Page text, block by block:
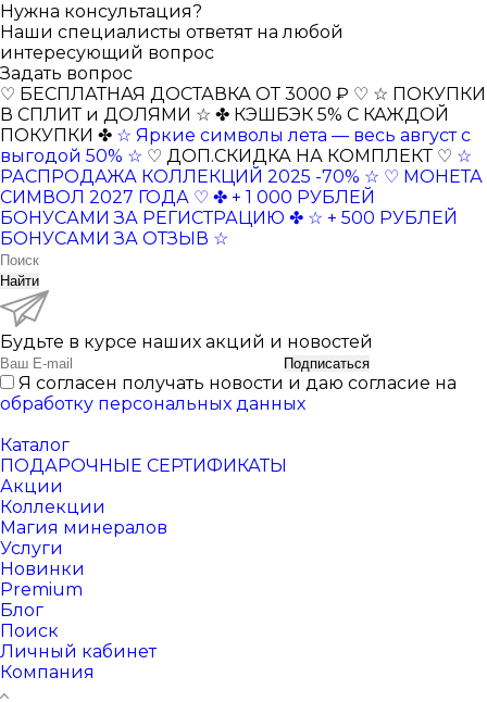
Нужна консультация?
Наши специалисты ответят на любой
интересующий вопрос
Задать вопрос
♡ БЕСПЛАТНАЯ ДОСТАВКА ОТ 3000 ₽ ♡ ☆ ПОКУПКИ
В СПЛИТ и ДОЛЯМИ ☆ ✤ КЭШБЭК 5% С КАЖДОЙ
ПОКУПКИ ✤ ☆ Яркие символы лета — весь август с
выгодой 50% ☆ ♡ ДОП.СКИДКА НА КОМПЛЕКТ ♡ ☆
РАСПРОДАЖА КОЛЛЕКЦИЙ 2025 -70% ☆ ♡ МОНЕТА
СИМВОЛ 2027 ГОДА ♡ ✤ + 1 000 РУБЛЕЙ
БОНУСАМИ ЗА РЕГИСТРАЦИЮ ✤ ☆ + 500 РУБЛЕЙ
БОНУСАМИ ЗА ОТЗЫВ ☆
Найти
Будьте в курсе наших акций и новостей
Подписаться
Я согласен получать новости и даю согласие на
обработку персональных данных
Каталог
ПОДАРОЧНЫЕ СЕРТИФИКАТЫ
Акции
Коллекции
Магия минералов
Услуги
Новинки
Premium
Блог
Поиск
Личный кабинет
Компания